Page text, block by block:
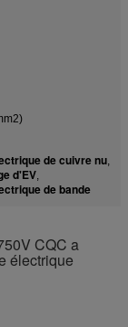
de cuivre nu,
d'EV,
de bande
CQC a
électrique